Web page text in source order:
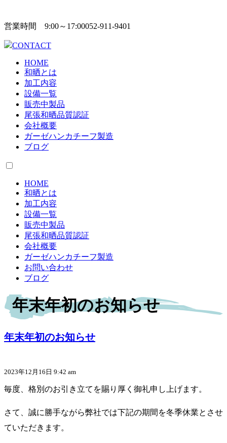
営業時間 9:00～17:00052-911-9401
CONTACT
HOME
和晒とは
加工内容
設備一覧
販売中製品
尾張和晒品質認証
会社概要
ガーゼハンカチーフ製造
ブログ
HOME
和晒とは
加工内容
設備一覧
販売中製品
尾張和晒品質認証
会社概要
ガーゼハンカチーフ製造
お問い合わせ
ブログ
年末年初のお知らせ
年末年初のお知らせ
2023年12月16日 9:42 am
毎度、格別のお引き立てを賜り厚く御礼申し上げます。
さて、誠に勝手ながら弊社では下記の期間を冬季休業とさせ
ていただきます。